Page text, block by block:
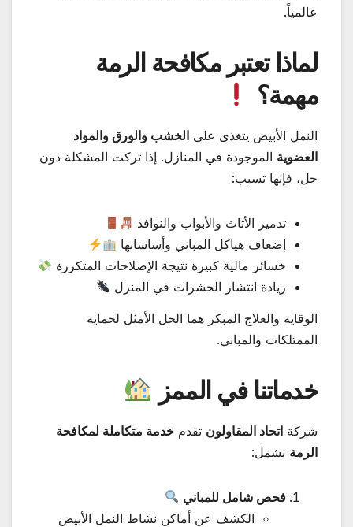
عالمياً.
لماذا تعتبر مكافحة الرمة
مهمة؟
النمل الأبيض يتغذى على الخشب والورق والمواد
العضوية الموجودة في المنازل. إذا تركت المشكلة دون
حل، فإنها تسبب:
تدمير الأثاث والأبواب والنوافذ
إضعاف هياكل المباني وأساساتها
خسائر مالية كبيرة نتيجة الإصلاحات المتكررة
زيادة انتشار الحشرات في المنزل
الوقاية والعلاج المبكر هما الحل الأمثل لحماية
الممتلكات والمباني.
خدماتنا في الممز
شركة اتحاد المقاولون تقدم خدمة متكاملة لمكافحة
الرمة تشمل:
فحص شامل للمباني
الكشف عن أماكن نشاط النمل الأبيض